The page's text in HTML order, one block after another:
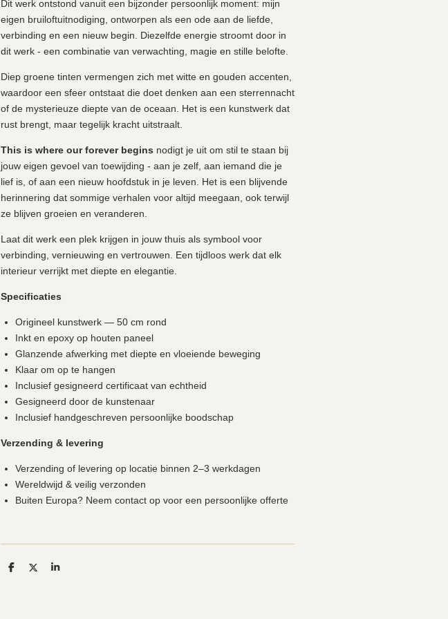
Dit werk ontstond vanuit een bijzonder persoonlijk moment: mijn
eigen bruiloftuitnodiging, ontworpen als een ode aan de liefde,
verbinding en een nieuw begin. Diezelfde energie stroomt door in
dit werk - een combinatie van verwachting, magie en stille belofte.
Diep groene tinten vermengen zich met witte en gouden accenten,
waardoor een sfeer ontstaat die doet denken aan een sterrennacht
of de mysterieuze diepte van de oceaan. Het is een kunstwerk dat
rust brengt, maar tegelijk kracht uitstraalt.
This is where our forever begins nodigt je uit om stil te staan bij
jouw eigen gevoel van toewijding - aan je zelf, aan iemand die je
lief is, of aan een nieuw hoofdstuk in je leven. Het is een blijvende
herinnering dat sommige verhalen voor altijd meegaan, ook terwijl
ze blijven groeien en veranderen.
Laat dit werk een plek krijgen in jouw thuis als symbool voor
verbinding, vernieuwing en vertrouwen. Een tijdloos werk dat elk
interieur verrijkt met diepte en elegantie.
Specificaties
Origineel kunstwerk — 50 cm rond
Inkt en epoxy op houten paneel
Glanzende afwerking met diepte en vloeiende beweging
Klaar om op te hangen
Inclusief gesigneerd certificaat van echtheid
Gesigneerd door de kunstenaar
Inclusief handgeschreven persoonlijke boodschap
Verzending & levering
Verzending of levering op locatie binnen 2–3 werkdagen
Wereldwijd & veilig verzonden
Buiten Europa? Neem contact op voor een persoonlijke offerte
D
D
S